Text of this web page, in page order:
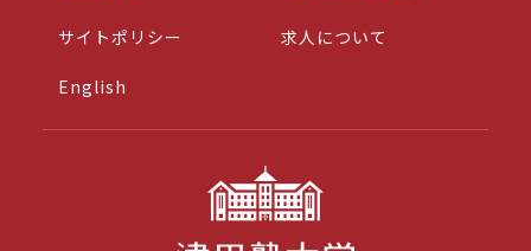
サイトポリシー 求人について
English